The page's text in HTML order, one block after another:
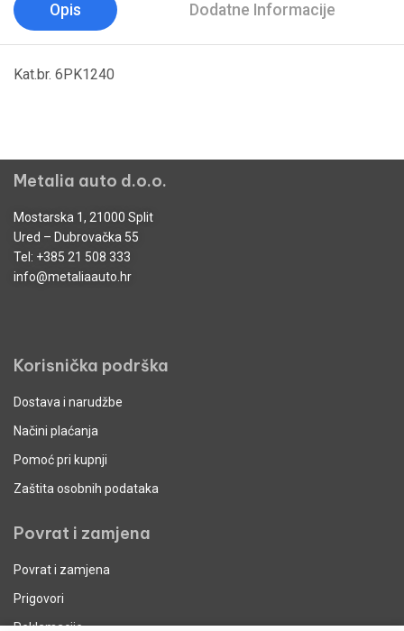
Opis Dodatne Informacije
Kat.br. 6PK1240
Metalia auto d.o.o.
Mostarska 1, 21000 Split
Ured – Dubrovačka 55
Tel: +385 21 508 333
info@metaliaauto.hr
Korisnička podrška
Dostava i narudžbe
Načini plaćanja
Pomoć pri kupnji
Zaštita osobnih podataka
Povrat i zamjena
Povrat i zamjena
Prigovori
Reklamacije